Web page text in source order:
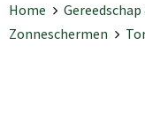
Home
Zonneschermen